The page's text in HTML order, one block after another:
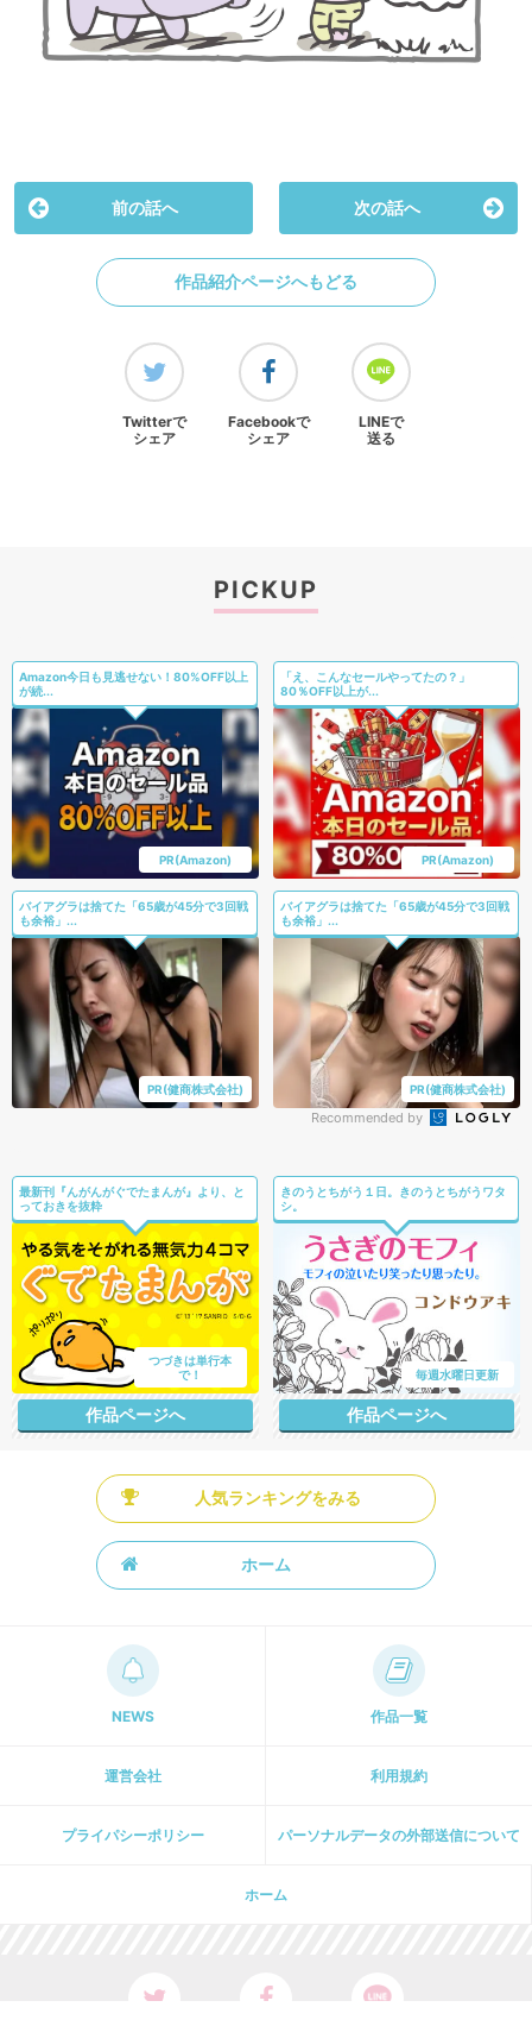
前の話へ 次の話へ
作品紹介ページへもどる
Twitterで
シェア
Facebookで
シェア
LINEで
送る
PICKUP
Amazon今日も見逃せない！80%OFF以上
が続...
PR(Amazon)
「え、こんなセールやってたの？」
80％OFF以上が...
PR(Amazon)
バイアグラは捨てた「65歳が45分で3回戦
も余裕」...
PR(健商株式会社)
バイアグラは捨てた「65歳が45分で3回戦
も余裕」...
PR(健商株式会社)
Recommended by
最新刊『んがんがぐでたまんが』より、と
っておきを抜粋
つづきは単行本
で！
作品ページへ
きのうとちがう１日。きのうとちがうワタ
シ。
毎週水曜日更新
作品ページへ
人気ランキングをみる
ホーム
NEWS 作品一覧
運営会社 利用規約
プライパシーポリシー パーソナルデータの外部送信について
ホーム